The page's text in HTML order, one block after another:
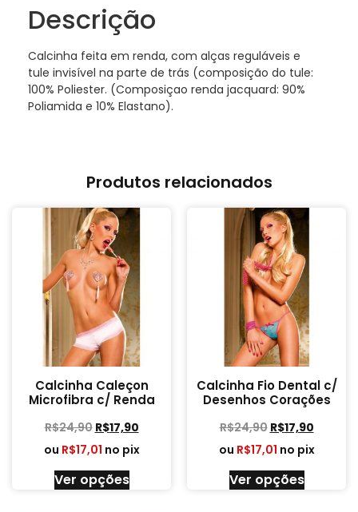
Descrição
Calcinha feita em renda, com alças reguláveis e
tule invisível na parte de trás (composição do tule:
100% Poliester. (Composiçao renda jacquard: 90%
Poliamida e 10% Elastano).
Produtos relacionados
Calcinha Caleçon
Microfibra c/ Renda
R$24,90 R$17,90
ou R$17,01 no pix
Ver opções
Calcinha Fio Dental c/
Desenhos Corações
R$24,90 R$17,90
ou R$17,01 no pix
Ver opções